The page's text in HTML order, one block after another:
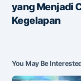
Save my
next time I
yang Menjadi
Kegelapan
You May Be